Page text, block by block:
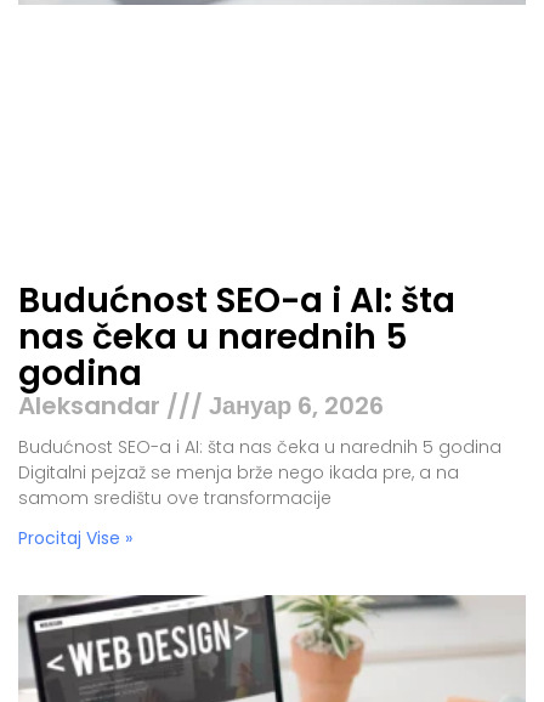
Budućnost SEO-a i AI: šta
nas čeka u narednih 5
godina
Aleksandar Јануар 6, 2026
Budućnost SEO-a i AI: šta nas čeka u narednih 5 godina
Digitalni pejzaž se menja brže nego ikada pre, a na
samom središtu ove transformacije
Procitaj Vise »